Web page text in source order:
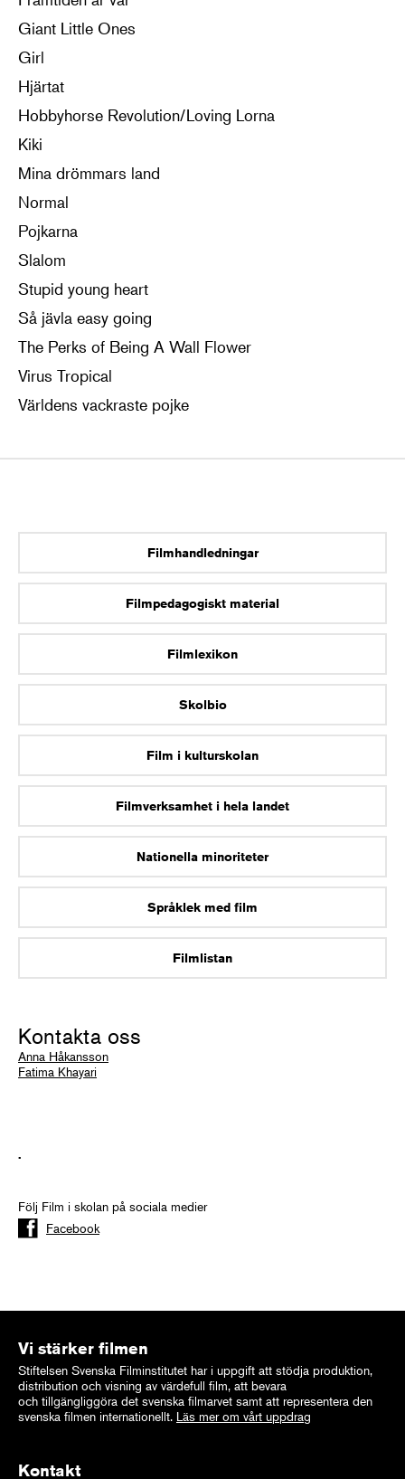
Giant Little Ones
Girl
Hjärtat
Hobbyhorse Revolution/Loving Lorna
Kiki
Mina drömmars land
Normal
Pojkarna
Slalom
Stupid young heart
Så jävla easy going
The Perks of Being A Wall Flower
Virus Tropical
Världens vackraste pojke
Filmhandledningar
Filmpedagogiskt material
Filmlexikon
Skolbio
Film i kulturskolan
Filmverksamhet i hela landet
Nationella minoriteter
Språklek med film
Filmlistan
Kontakta oss
Anna Håkansson
Fatima Khayari
.
Följ Film i skolan på sociala medier
Facebook
Vi stärker filmen
Stiftelsen Svenska Filminstitutet har i uppgift att stödja produktion,
distribution och visning av värdefull film, att bevara
och tillgängliggöra det svenska filmarvet samt att representera den
svenska filmen internationellt. Läs mer om vårt uppdrag
Kontakt